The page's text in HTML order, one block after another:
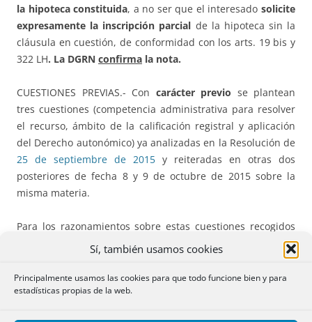
Sí, también usamos cookies
Principalmente usamos las cookies para que todo funcione bien y para
estadísticas propias de la web.
la hipoteca constituida, a no ser que el interesadosolicite
expresamente la inscripción parcial de la hipoteca sin la
cláusula en cuestión, de conformidad con los arts. 19 bis y
322 LH. La DGRN confirma la nota.
CUESTIONES PREVIAS.- Con carácter previo se plantean
tres cuestiones (competencia administrativa para resolver
el recurso, ámbito de la calificación registral y aplicación
del Derecho autonómico) ya analizadas en la Resolución de
25 de septiembre de 2015 y reiteradas en otras dos
posteriores de fecha 8 y 9 de octubre de 2015 sobre la
misma materia.
Para los razonamientos sobre estas cuestiones recogidos
en esta resolución por la vía del “corta y pega”, nos
remitimos al resumen de la resolución de setiembre citada
en primer lugar.